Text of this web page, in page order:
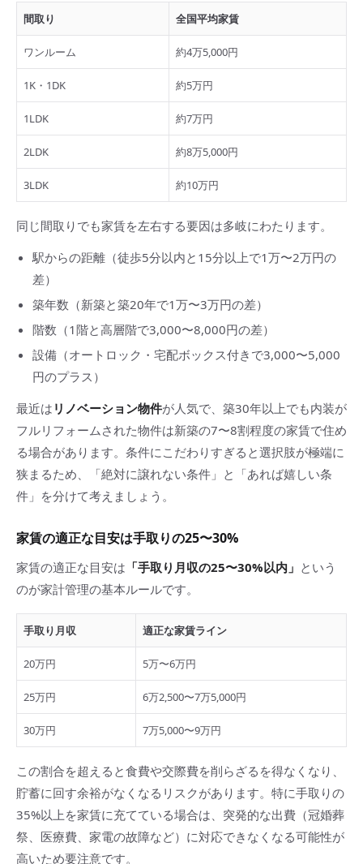
間取り 全国平均家賃
ワンルーム 約4万5,000円
1K・1DK 約5万円
1LDK 約7万円
2LDK 約8万5,000円
3LDK 約10万円
同じ間取りでも家賃を左右する要因は多岐にわたります。
駅からの距離（徒歩5分以内と15分以上で1万〜2万円の
差）
築年数（新築と築20年で1万〜3万円の差）
階数（1階と高層階で3,000〜8,000円の差）
設備（オートロック・宅配ボックス付きで3,000〜5,000
円のプラス）
最近は リノベーション物件が人気で、築30年以上でも内装が
フルリフォームされた物件は新築の7〜8割程度の家賃で住め
る場合があります。条件にこだわりすぎると選択肢が極端に
狭まるため、「絶対に譲れない条件」と「あれば嬉しい条
件」を分けて考えましょう。
家賃の適正な目安は手取りの25〜30%
家賃の適正な目安は 「手取り月収の25〜30%以内」 という
のが家計管理の基本ルールです。
手取り月収 適正な家賃ライン
20万円 5万〜6万円
25万円 6万2,500〜7万5,000円
30万円 7万5,000〜9万円
この割合を超えると食費や交際費を削らざるを得なくなり、
貯蓄に回す余裕がなくなるリスクがあります。特に手取りの
35%以上を家賃に充てている場合は、突発的な出費（冠婚葬
祭、医療費、家電の故障など）に対応できなくなる可能性が
高いため要注意です。